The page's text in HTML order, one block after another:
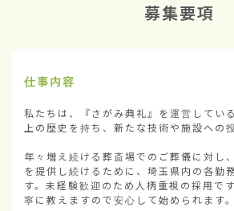
募集要項
仕事内容
私たちは、『さがみ典礼』を運営してい
上の歴史を持ち、新たな技術や施設への
年々増え続ける葬斎場でのご葬儀に対し
を提供し続けるために、埼玉県内の各勤
す。未経験歓迎のため人柄重視の採用で
寧に教えますので安心して始められます。